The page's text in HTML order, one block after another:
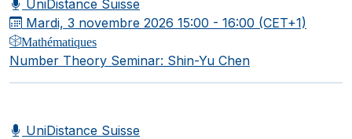
UniDistance Suisse
Mardi, 3 novembre 2026 15:00 - 16:00 (CET+1)
Mathématiques
Number Theory Seminar: Shin-Yu Chen
UniDistance Suisse